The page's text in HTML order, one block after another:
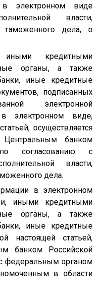
в электронном виде
власти,
таможенного дела, о
кредитными
органы, а также
иные кредитные
подписанных
электронной
электронном виде,
осуществляется
банком
согласованию с
власти,
дела.
в электронном
иными кредитными
органы, а также
иные кредитные
настоящей статьей,
банком Российской
федеральным органом
в области